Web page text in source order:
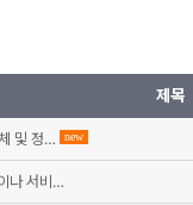
제목
및 정… new
나 서비…